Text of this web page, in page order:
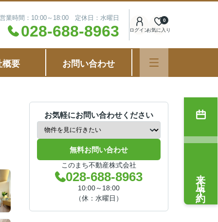
営業時間：10:00～18:00 定休日：水曜日
028-688-8963 ログインお気に入り
0
概要 お問い合わせ
お気軽にお問い合わせください
無料お問い合わせ
このまち不動産株式会社
028-688-8963
10:00～18:00
（休：水曜日）
来店予約